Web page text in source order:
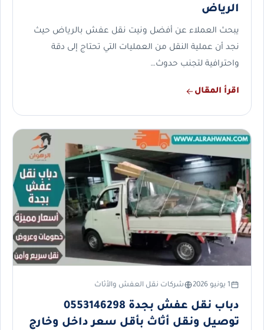
الرياض
يبحث العملاء عن أفضل ونيت نقل عفش بالرياض حيث
نجد أن عملية النقل من العمليات التي تحتاج إلى دقة
واحترافية لتجنب حدوث…
اقرأ المقال
1 يونيو 2026 شركات نقل العفش والأثاث
دباب نقل عفش بجدة 0553146298
توصيل ونقل أثاث بأقل سعر داخل وخارج